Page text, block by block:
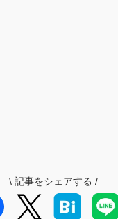
\ 記事をシェアする /